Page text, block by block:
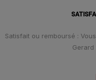
Satisfait ou remboursé :
Gerard